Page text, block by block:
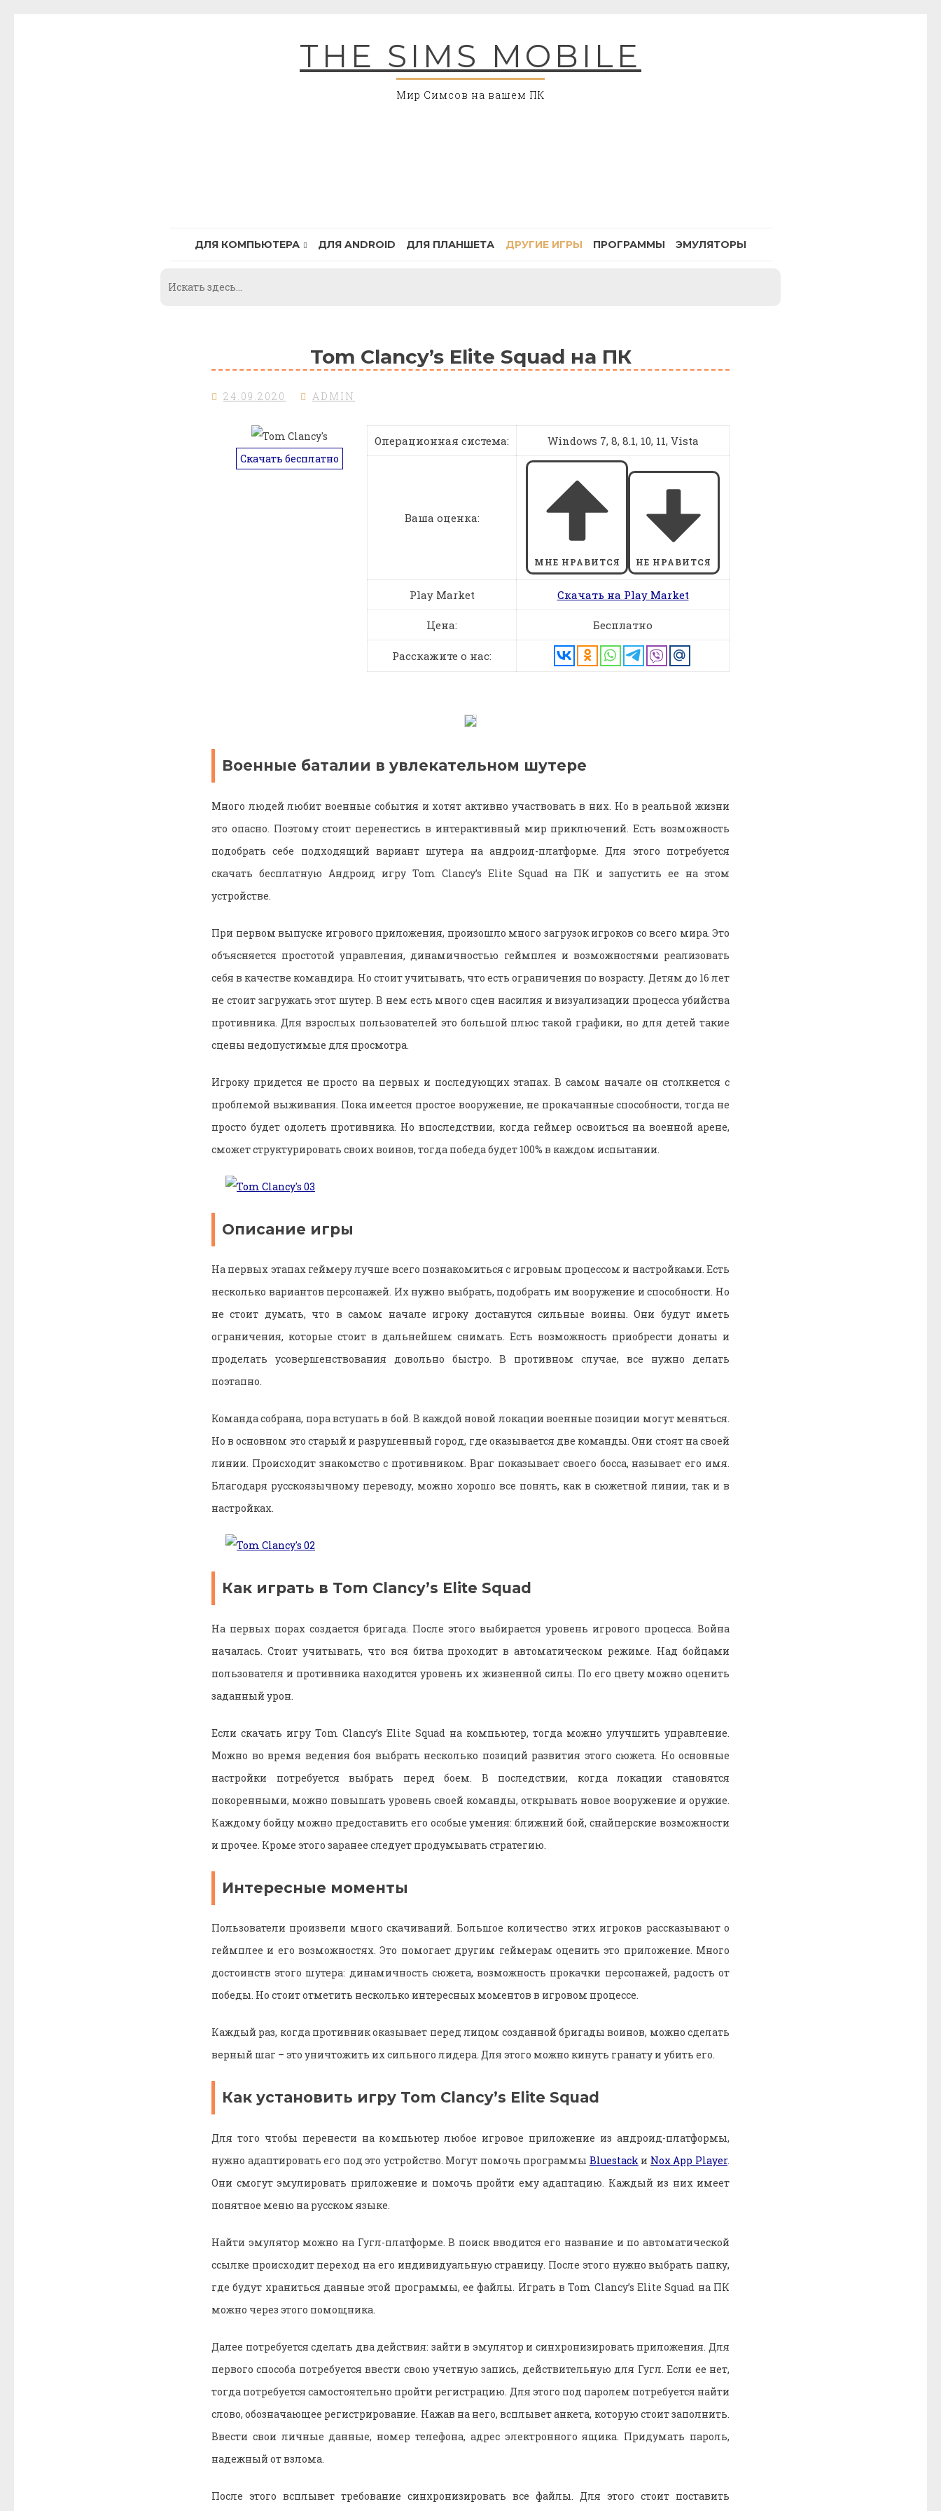
THE SIMS MOBILE
Мир Симсов на вашем ПК
ДЛЯ КОМПЬЮТЕРА ДЛЯ ANDROID ДЛЯ ПЛАНШЕТА ДРУГИЕ ИГРЫ ПРОГРАММЫ ЭМУЛЯТОРЫ
Tom Clancy’s Elite Squad на ПК
24.09.2020 ADMIN
Скачать бесплатно
Операционная система: Windows 7, 8, 8.1, 10, 11, Vista
Ваша оценка:
МНЕ НРАВИТСЯ НЕ НРАВИТСЯ
Play Market Скачать на Play Market
Цена: Бесплатно
Расскажите о нас:
Военные баталии в увлекательном шутере
Много людей любит военные события и хотят активно участвовать в них. Но в реальной жизни
это опасно. Поэтому стоит перенестись в интерактивный мир приключений. Есть возможность
подобрать себе подходящий вариант шутера на андроид-платформе. Для этого потребуется
скачать бесплатную Андроид игру Tom Clancy’s Elite Squad на ПК и запустить ее на этом
устройстве.
При первом выпуске игрового приложения, произошло много загрузок игроков со всего мира. Это
объясняется простотой управления, динамичностью геймплея и возможностями реализовать
себя в качестве командира. Но стоит учитывать, что есть ограничения по возрасту. Детям до 16 лет
не стоит загружать этот шутер. В нем есть много сцен насилия и визуализации процесса убийства
противника. Для взрослых пользователей это большой плюс такой графики, но для детей такие
сцены недопустимые для просмотра.
Игроку придется не просто на первых и последующих этапах. В самом начале он столкнется с
проблемой выживания. Пока имеется простое вооружение, не прокачанные способности, тогда не
просто будет одолеть противника. Но впоследствии, когда геймер освоиться на военной арене,
сможет структурировать своих воинов, тогда победа будет 100% в каждом испытании.
Описание игры
На первых этапах геймеру лучше всего познакомиться с игровым процессом и настройками. Есть
несколько вариантов персонажей. Их нужно выбрать, подобрать им вооружение и способности. Но
не стоит думать, что в самом начале игроку достанутся сильные воины. Они будут иметь
ограничения, которые стоит в дальнейшем снимать. Есть возможность приобрести донаты и
проделать усовершенствования довольно быстро. В противном случае, все нужно делать
поэтапно.
Команда собрана, пора вступать в бой. В каждой новой локации военные позиции могут меняться.
Но в основном это старый и разрушенный город, где оказывается две команды. Они стоят на своей
линии. Происходит знакомство с противником. Враг показывает своего босса, называет его имя.
Благодаря русскоязычному переводу, можно хорошо все понять, как в сюжетной линии, так и в
настройках.
Как играть в Tom Clancy’s Elite Squad
На первых порах создается бригада. После этого выбирается уровень игрового процесса. Война
началась. Стоит учитывать, что вся битва проходит в автоматическом режиме. Над бойцами
пользователя и противника находится уровень их жизненной силы. По его цвету можно оценить
заданный урон.
Если скачать игру Tom Clancy’s Elite Squad на компьютер, тогда можно улучшить управление.
Можно во время ведения боя выбрать несколько позиций развития этого сюжета. Но основные
настройки потребуется выбрать перед боем. В последствии, когда локации становятся
покоренными, можно повышать уровень своей команды, открывать новое вооружение и оружие.
Каждому бойцу можно предоставить его особые умения: ближний бой, снайперские возможности
и прочее. Кроме этого заранее следует продумывать стратегию.
Интересные моменты
Пользователи произвели много скачиваний. Большое количество этих игроков рассказывают о
геймплее и его возможностях. Это помогает другим геймерам оценить это приложение. Много
достоинств этого шутера: динамичность сюжета, возможность прокачки персонажей, радость от
победы. Но стоит отметить несколько интересных моментов в игровом процессе.
Каждый раз, когда противник оказывает перед лицом созданной бригады воинов, можно сделать
верный шаг – это уничтожить их сильного лидера. Для этого можно кинуть гранату и убить его.
Как установить игру Tom Clancy’s Elite Squad
Для того чтобы перенести на компьютер любое игровое приложение из андроид-платформы,
нужно адаптировать его под это устройство. Могут помочь программы Bluestack и Nox App Player.
Они смогут эмулировать приложение и помочь пройти ему адаптацию. Каждый из них имеет
понятное меню на русском языке.
Найти эмулятор можно на Гугл-платформе. В поиск вводится его название и по автоматической
ссылке происходит переход на его индивидуальную страницу. После этого нужно выбрать папку,
где будут храниться данные этой программы, ее файлы. Играть в Tom Clancy’s Elite Squad на ПК
можно через этого помощника.
Далее потребуется сделать два действия: зайти в эмулятор и синхронизировать приложения. Для
первого способа потребуется ввести свою учетную запись, действительную для Гугл. Если ее нет,
тогда потребуется самостоятельно пройти регистрацию. Для этого под паролем потребуется найти
слово, обозначающее регистрирование. Нажав на него, всплывет анкета, которую стоит заполнить.
Ввести свои личные данные, номер телефона, адрес электронного ящика. Придумать пароль,
надежный от взлома.
После этого всплывет требование синхронизировать все файлы. Для этого стоит поставить